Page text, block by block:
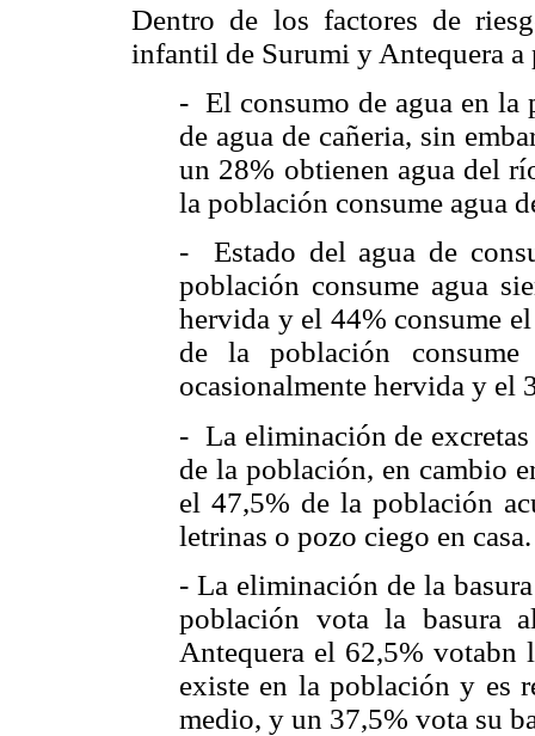
Dentro de los factores de
infantil de Surumi y Antequera a
- El consumo de agua en la
de agua de cañeria, sin
un 28% obtienen agua del
la población consume agua
- Estado del agua de
población consume agua
hervida y el 44% consume
de la población
ocasionalmente hervida y el
- La eliminación de
de la población, en cambio
el 47,5% de la población
letrinas o pozo ciego en casa.
- La eliminación de la
población vota la basura
Antequera el 62,5% votabn
existe en la población y es
medio, y un 37,5% vota su